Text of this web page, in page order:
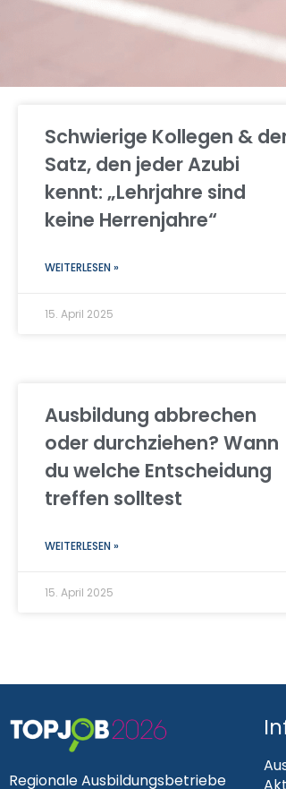
Schwierige Kollegen &
Satz, den jeder Azubi
kennt: „Lehrjahre sind
keine Herrenjahre“
WEITERLESEN »
15. April 2025
Ausbildung abbrechen
oder durchziehen? Wann
du welche Entscheidung
treffen solltest
WEITERLESEN »
15. April 2025
Regionale Ausbildungsbetriebe